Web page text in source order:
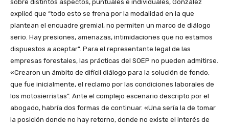
sobre distintos aspectos, puntuales e individuales, González
explicó que “todo esto se frena por la modalidad en la que
plantean el encuadre gremial, no permiten un marco de diálogo
serio. Hay presiones, amenazas, intimidaciones que no estamos
dispuestos a aceptar”. Para el representante legal de las
empresas forestales, las prácticas del SOEP no pueden admitirse.
«Crearon un ámbito de difícil diálogo para la solución de fondo,
que fue inicialmente, el reclamo por las condiciones laborales de
los motosierristas”. Ante el complejo escenario descripto por el
abogado, habría dos formas de continuar. «Una sería la de tomar
la posición donde no hay retorno, donde no existe el interés de